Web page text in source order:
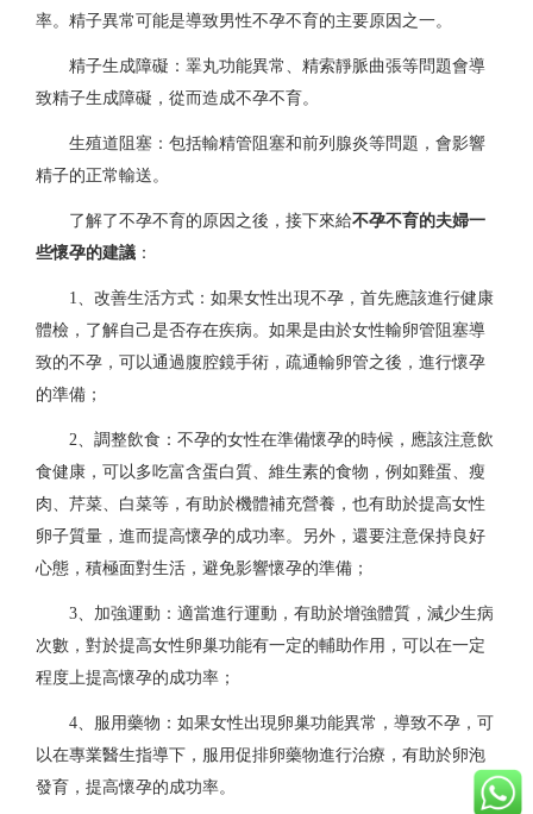
率。精子異常可能是導致男性不孕不育的主要原因之一。
精子生成障礙：睪丸功能異常、精索靜脈曲張等問題會導
致精子生成障礙，從而造成不孕不育。
生殖道阻塞：包括輸精管阻塞和前列腺炎等問題，會影響
精子的正常輸送。
了解了不孕不育的原因之後，接下來給不孕不育的夫婦一
些懷孕的建議 ：
1、改善生活方式：如果女性出現不孕，首先應該進行健康
體檢，了解自己是否存在疾病。如果是由於女性輸卵管阻塞導
致的不孕，可以通過腹腔鏡手術，疏通輸卵管之後，進行懷孕
的準備；
2、調整飲食：不孕的女性在準備懷孕的時候，應該注意飲
食健康，可以多吃富含蛋白質、維生素的食物，例如雞蛋、瘦
肉、芹菜、白菜等，有助於機體補充營養，也有助於提高女性
卵子質量，進而提高懷孕的成功率。另外，還要注意保持良好
心態，積極面對生活，避免影響懷孕的準備；
3、加強運動：適當進行運動，有助於增強體質，減少生病
次數，對於提高女性卵巢功能有一定的輔助作用，可以在一定
程度上提高懷孕的成功率；
4、服用藥物：如果女性出現卵巢功能異常，導致不孕，可
以在專業醫生指導下，服用促排卵藥物進行治療，有助於卵泡
發育，提高懷孕的成功率。